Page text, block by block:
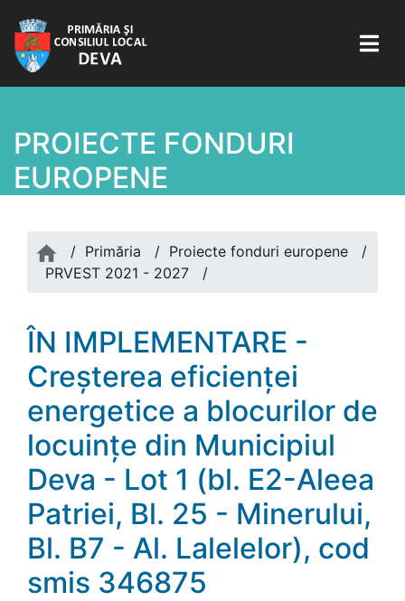
PROIECTE FONDURI
EUROPENE
/ Primăria / Proiecte fonduri europene
/
PRVEST 2021 - 2027
/
ÎN IMPLEMENTARE -
Creșterea eficienței
energetice a blocurilor de
locuințe din Municipiul
Deva - Lot 1 (bl. E2-Aleea
Patriei, Bl. 25 - Minerului,
Bl. B7 - Al. Lalelelor), cod
smis 346875